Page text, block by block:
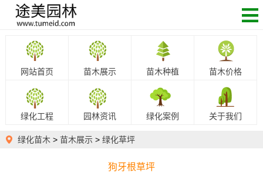
网站首页 苗木展示 苗木种植 苗木价格
绿化工程 园林资讯 绿化案例 关于我们
绿化苗木 > 苗木展示 > 绿化草坪
狗牙根草坪